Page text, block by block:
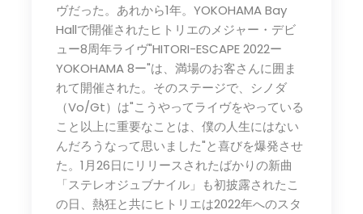
ヴだった。あれから1年。YOKOHAMA Bay
Hallで開催されたヒトリエのメジャー・デビ
ュー8周年ライヴ"HITORI-ESCAPE 2022ー
YOKOHAMA 8ー"は、満場のお客さんに囲ま
れて開催された。そのステージで、シノダ
（Vo/Gt）は"こうやってライヴをやっている
こと以上に重要なことは、僕の人生にはない
んだろうなって思いました"と喜びを爆発させ
た。1月26日にリリースされたばかりの新曲
「ステレオジュブナイル」も初披露されたこ
の日、熱狂と共にヒトリエは2022年へのスタ